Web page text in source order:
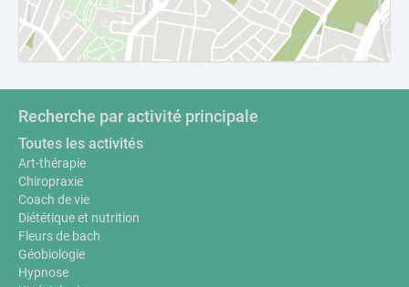
Recherche par activité principale
Toutes les activités
Art-thérapie
Chiropraxie
Coach de vie
Diététique et nutrition
Fleurs de bach
Géobiologie
Hypnose